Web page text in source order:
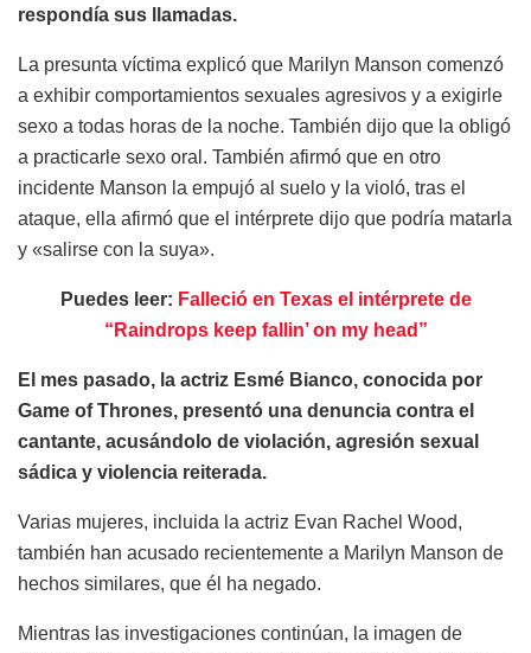
respondía sus llamadas.
La presunta víctima explicó que Marilyn Manson comenzó
a exhibir comportamientos sexuales agresivos y a exigirle
sexo a todas horas de la noche. También dijo que la obligó
a practicarle sexo oral. También afirmó que en otro
incidente Manson la empujó al suelo y la violó, tras el
ataque, ella afirmó que el intérprete dijo que podría matarla
y «salirse con la suya».
Puedes leer: Falleció en Texas el intérprete de
“Raindrops keep fallin’ on my head”
El mes pasado, la actriz Esmé Bianco, conocida por
Game of Thrones, presentó una denuncia contra el
cantante, acusándolo de violación, agresión sexual
sádica y violencia reiterada.
Varias mujeres, incluida la actriz Evan Rachel Wood,
también han acusado recientemente a Marilyn Manson de
hechos similares, que él ha negado.
Mientras las investigaciones continúan, la imagen de